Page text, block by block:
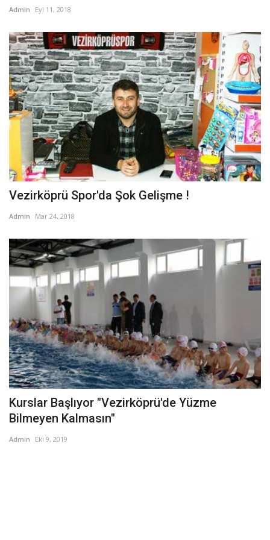
Admin Eyl 11, 2018
Vezirköprü Spor'da Şok Gelişme !
Admin Mar 24, 2018
Kurslar Başlıyor "Vezirköprü'de Yüzme
Bilmeyen Kalmasın"
Admin Eki 9, 2019